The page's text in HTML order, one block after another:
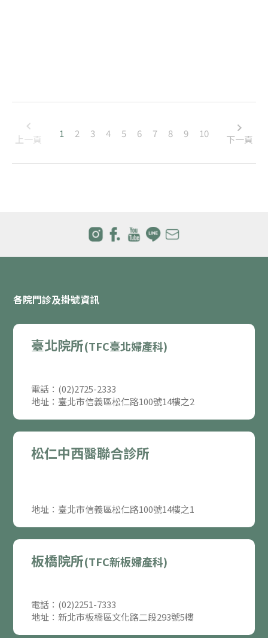
上一頁 1 2 3 4 5 6 7 8 9 10 下一頁
各院門診及掛號資訊
臺北院所(TFC臺北婦產科)
電話：(02)2725-2333
地址：臺北市信義區松仁路100號14樓之2
松仁中西醫聯合診所
地址：臺北市信義區松仁路100號14樓之1
板橋院所(TFC新板婦產科)
電話：(02)2251-7333
地址：新北市板橋區文化路二段293號5樓